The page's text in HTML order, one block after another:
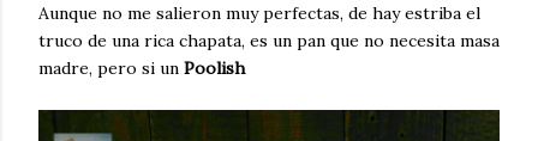
Aunque no me salieron muy perfectas, de hay estriba el
truco de una rica chapata, es un pan que no necesita masa
madre, pero si un Poolish